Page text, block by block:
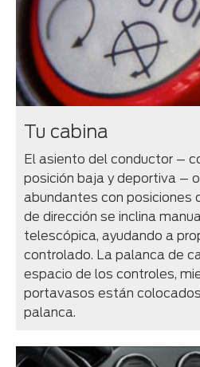
Tu cabina
El asiento del conductor –
posición baja y deportiva –
abundantes con posiciones
de dirección se inclina
telescópica, ayudando a
controlado. La palanca de
espacio de los controles,
portavasos están
palanca.